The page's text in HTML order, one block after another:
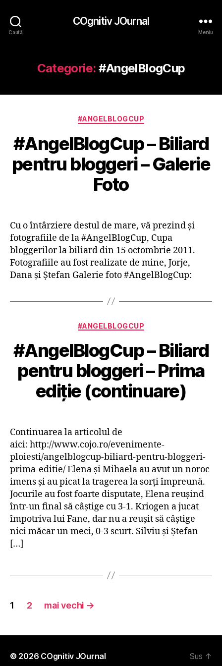
Caută
COgnitiv JOurnal
Meniu
Categorie: #AngelBlogCup
Categorii
#ANGELBLOGCUP
#AngelBlogCup – Biliard
pentru bloggeri – Galerie
Foto
Cu o întârziere destul de mare, vă prezind şi
fotografiile de la #AngelBlogCup, Cupa
bloggerilor la biliard din 15 octombrie 2011.
Fotografiile au fost realizate de mine, Jorje,
Dana şi Ştefan Galerie foto #AngelBlogCup:
Categorii
#ANGELBLOGCUP
#AngelBlogCup – Biliard
pentru bloggeri – Prima
ediţie (continuare)
Continuarea la articolul de
aici: http://www.cojo.ro/evenimente-
ploiesti/angelblogcup-biliard-pentru-bloggeri-
prima-editie/ Elena şi Mihaela au avut un noroc
imens şi au picat la tragerea la sorţi împreună.
Jocurile au fost foarte disputate, Elena reuşind
într-un final să câştige cu 3-1. Kriogen a jucat
împotriva lui Fane, dar nu a reuşit să câştige
nici măcar un meci, 0-3 scurt. Silviu şi Ştefan
[…]
Paginație
1 2 mai vechi →
© 2026 COgnitiv JOurnal Sus ↑